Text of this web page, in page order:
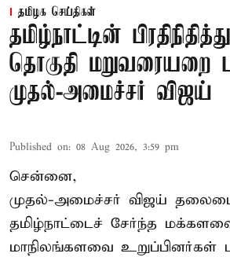
தமிழக செய்திகள்
தமிழ்நாட்டின்
தொகுதி மறுவரையறை
முதல்-அமைச்சர் விஜய்
Published on: 08 Aug 2026, 3:59 pm
சென்னை,
முதல்-அமைச்சர் விஜய்
தமிழ்நாட்டைச் சேர்ந்த
மாநிலங்களவை உறுப்பினர்கள்